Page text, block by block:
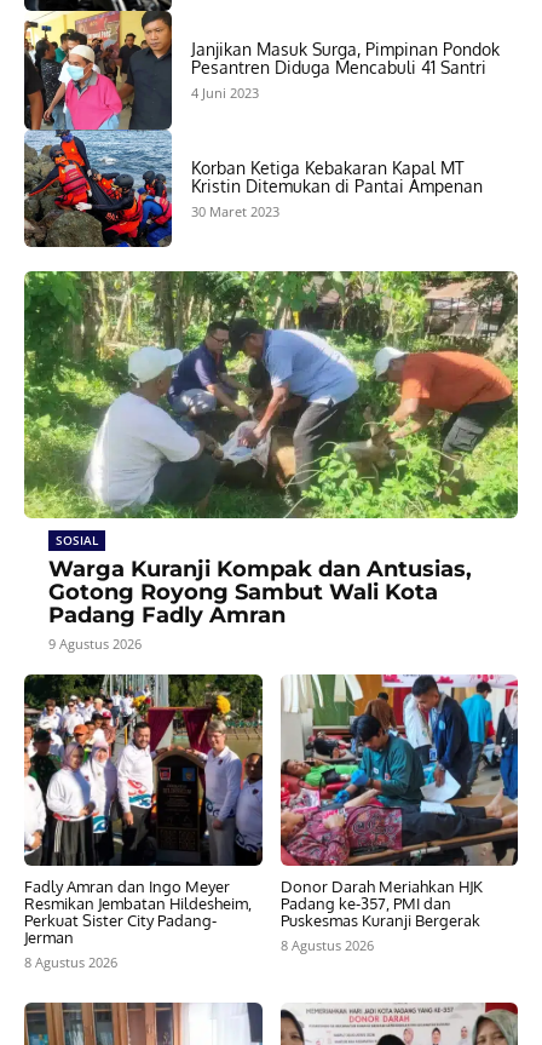
Janjikan Masuk Surga, Pimpinan Pondok
Pesantren Diduga Mencabuli 41 Santri
4 Juni 2023
Korban Ketiga Kebakaran Kapal MT
Kristin Ditemukan di Pantai Ampenan
30 Maret 2023
SOSIAL
Warga Kuranji Kompak dan Antusias,
Gotong Royong Sambut Wali Kota
Padang Fadly Amran
9 Agustus 2026
Fadly Amran dan Ingo Meyer
Resmikan Jembatan Hildesheim,
Perkuat Sister City Padang-
Jerman
8 Agustus 2026
Donor Darah Meriahkan HJK
Padang ke-357, PMI dan
Puskesmas Kuranji Bergerak
8 Agustus 2026